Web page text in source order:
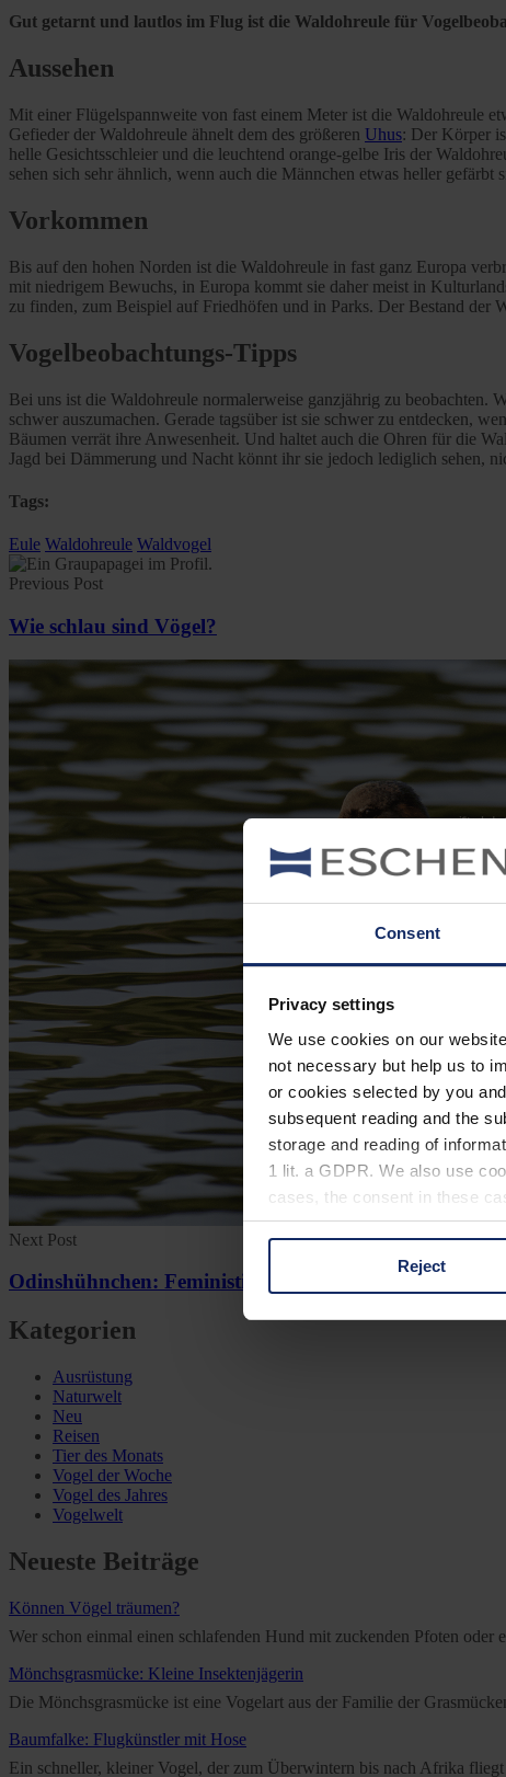
Consent
Privacy settings
We use cookies on our
not necessary but help us to
or cookies selected by you
subsequent reading and the
storage and reading of
1 lit. a GDPR. We also use
cases, the consent in these
You can consent to the use
Reject
Gut getarnt und lautlos im Flug ist die Waldohreule für
Aussehen
Mit einer Flügelspannweite von fast einem Meter ist die Waldohreule
Gefieder der Waldohreule ähnelt dem des größeren Uhus: Der Körper
helle Gesichtsschleier und die leuchtend orange-gelbe Iris der
sehen sich sehr ähnlich, wenn auch die Männchen etwas heller
Vorkommen
Bis auf den hohen Norden ist die Waldohreule in fast ganz Europa
mit niedrigem Bewuchs, in Europa kommt sie daher meist in
zu finden, zum Beispiel auf Friedhöfen und in Parks. Der Bestand der
Vogelbeobachtungs-Tipps
Bei uns ist die Waldohreule normalerweise ganzjährig zu
schwer auszumachen. Gerade tagsüber ist sie schwer zu entdecken,
Bäumen verrät ihre Anwesenheit. Und haltet auch die Ohren für die
Jagd bei Dämmerung und Nacht könnt ihr sie jedoch lediglich sehen,
Tags:
Eule Waldohreule Waldvogel
Previous Post
Wie schlau sind Vögel?
Next Post
Odinshühnchen: Feministin aus Skandinavien
Kategorien
Ausrüstung
Naturwelt
Neu
Reisen
Tier des Monats
Vogel der Woche
Vogel des Jahres
Vogelwelt
Neueste Beiträge
Können Vögel träumen?
Wer schon einmal einen schlafenden Hund mit zuckenden Pfoten
Mönchsgrasmücke: Kleine Insektenjägerin
Die Mönchsgrasmücke ist eine Vogelart aus der Familie der
Baumfalke: Flugkünstler mit Hose
Ein schneller, kleiner Vogel, der zum Überwintern bis nach Afrika